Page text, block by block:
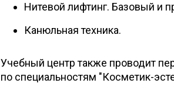
Нитевой лифтинг. Базовый и
Канюльная техника.
Учебный центр также проводит
по специальностям "Косметик-